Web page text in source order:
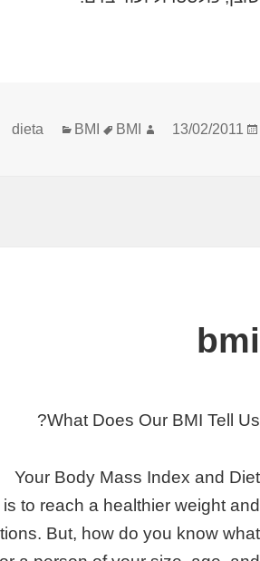
פורסם
13/02/2011 מחבר dieta
קטגוריות BMI
תגיות BMI
bmi
What Does Our BMI Tell Us?
Your Body Mass Index and Diet
to reach a healthier weight and
But, how do you know what